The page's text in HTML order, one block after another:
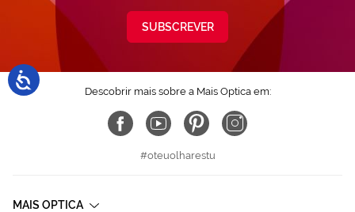
SUBSCREVER
Descobrir mais sobre a Mais Optica em:
#oteuolharestu
MAIS OPTICA